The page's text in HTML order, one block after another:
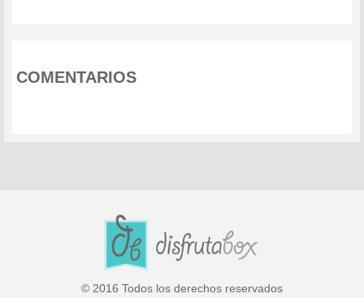
COMENTARIOS
© 2016 Todos los derechos reservados